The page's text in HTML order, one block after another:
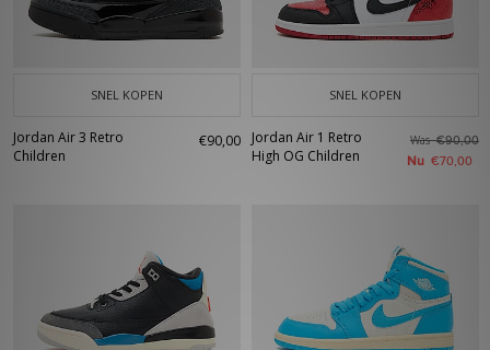
SNEL KOPEN
Jordan Air 3 Retro
Children
€90,00
SNEL KOPEN
Jordan Air 1 Retro
High OG Children
Was€90,00
Nu €70,00